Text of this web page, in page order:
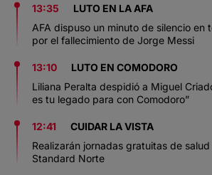
13:35
LUTO EN LA AFA
AFA dispuso un minuto de silencio en
por el fallecimiento de Jorge Messi
13:10
LUTO EN COMODORO
Liliana Peralta despidió a Miguel
es tu legado para con Comodoro”
12:41
CUIDAR LA VISTA
Realizarán jornadas gratuitas de
Standard Norte